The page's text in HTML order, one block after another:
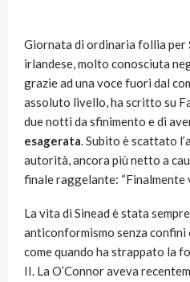
Giornata di ordinaria follia per
irlandese, molto conosciuta
grazie ad una voce fuori dal
assoluto livello, ha scritto su
due notti da sfinimento e di
esagerata. Subito è scattato
autorità, ancora più netto a
finale raggelante: “Finalmente
La vita di Sinead è stata
anticonformismo senza
come quando ha strappato la
II. La O’Connor aveva